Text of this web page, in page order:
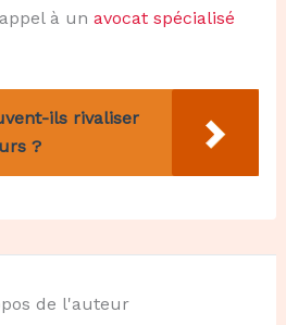
à un avocat spécialisé
ils rivaliser
?
de l'auteur